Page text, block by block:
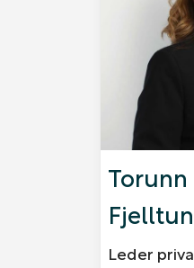
Fjelltun
Leder